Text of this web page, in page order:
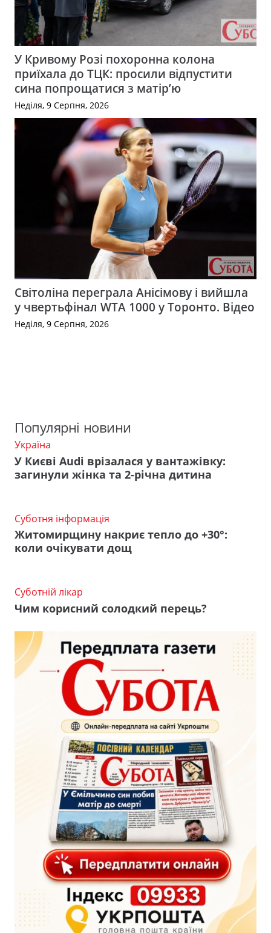
У Кривому Розі похоронна колона
приїхала до ТЦК: просили відпустити
сина попрощатися з матір’ю
Неділя, 9 Серпня, 2026
Світоліна переграла Анісімову і вийшла
у чвертьфінал WTA 1000 у Торонто. Відео
Неділя, 9 Серпня, 2026
Популярні новини
Україна
У Києві Audi врізалася у вантажівку:
загинули жінка та 2-річна дитина
Суботня інформація
Житомирщину накриє тепло до +30°:
коли очікувати дощ
Суботній лікар
Чим корисний солодкий перець?